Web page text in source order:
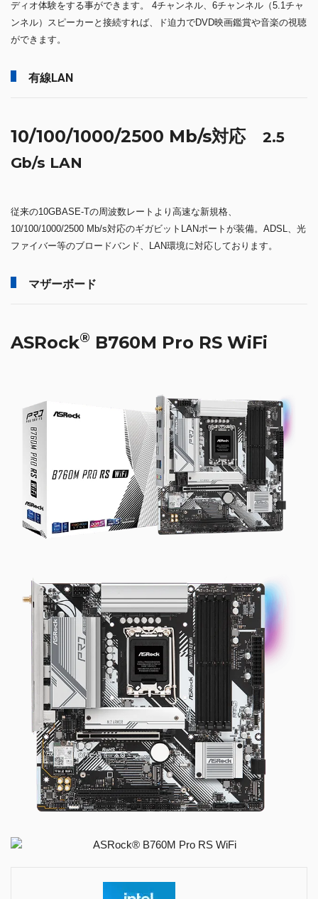
ディオ体験をする事ができます。 4チャンネル、6チャンネル（5.1チャ
ンネル）スピーカーと接続すれば、ド迫力でDVD映画鑑賞や音楽の視聴
ができます。
有線LAN
10/100/1000/2500 Mb/s対応 2.5
Gb/s LAN
従来の10GBASE-Tの周波数レートより高速な新規格、
10/100/1000/2500 Mb/s対応のギガビットLANポートが装備。ADSL、光
ファイバー等のブロードバンド、LAN環境に対応しております。
マザーボード
ASRock® B760M Pro RS WiFi